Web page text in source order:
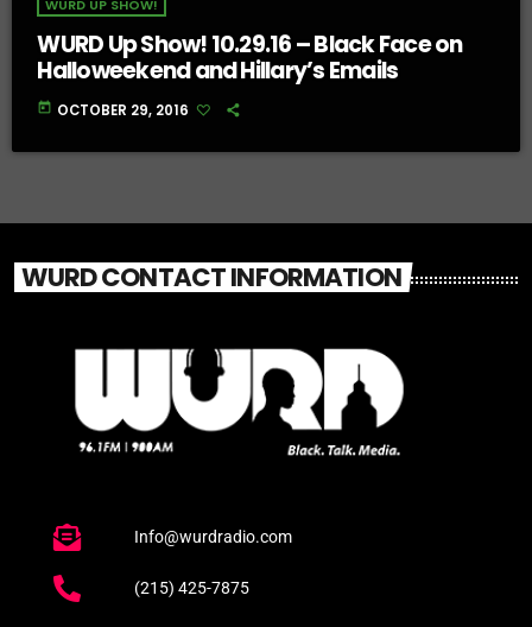
WURD UP SHOW!
WURD Up Show! 10.29.16 – Black Face on
Halloweekend and Hillary’s Emails
today OCTOBER 29, 2016
WURD CONTACT INFORMATION
Info@wurdradio.com
(215) 425-7875